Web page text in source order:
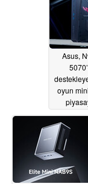
Asus,
oyun
07/